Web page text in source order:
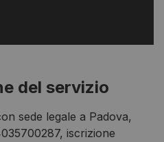
del servizio
sede legale a Padova,
iscrizione